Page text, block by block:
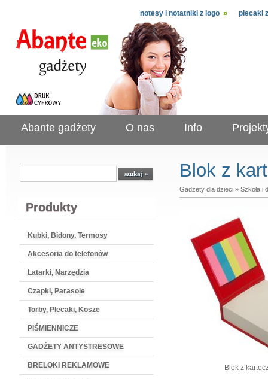
notesy i notatniki z logo plecaki
Abante gadżety O nas Info
Produkty
Kubki, Bidony, Termosy
Akcesoria do telefonów
Latarki, Narzędzia
Czapki, Parasole
Torby, Plecaki, Kosze
PIŚMIENNICZE
GADŻETY ANTYSTRESOWE
BRELOKI REKLAMOWE
Blok z
Gadżety dla dzieci » Szkoła i
Blok z